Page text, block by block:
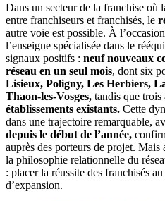
Dans un secteur de la franchise où
entre franchiseurs et franchisés, le
autre voie est possible. À
l’enseigne spécialisée dans le
signaux positifs : neuf nouveaux
réseau en un seul mois, dont six
Lisieux, Poligny, Les Herbiers,
Thaon-les-Vosges, tandis que trois
établissements existants. Cette
dans une trajectoire remarquable,
depuis le début de l’année,
auprès des porteurs de projet. Mais
la philosophie relationnelle du
: placer la réussite des franchisés
d’expansion.